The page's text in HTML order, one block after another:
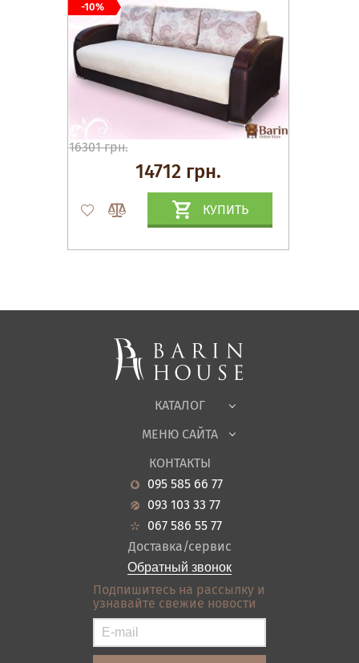
16301 грн.
14712 грн.
КУПИТЬ
-10%
КАТАЛОГ
Спальни, Кровати
Корпусная мебель
Офисная мебель
Садовая мебель
Гостиная
Кухня
Прихожие
Ванная
Акции
МЕНЮ САЙТА
О нас
Новости
Гарантия
Кредит
Оплата и доставка
Отзывы
Контакты
Карта сайта
Условия покупки
КОНТАКТЫ
095 585 66 77
093 103 33 77
067 586 55 77
Доставка/сервис
Обратный звонок
Подпишитесь на рассылку и
узнавайте свежие новости